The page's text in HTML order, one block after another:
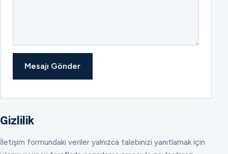
Mesajı Gönder
Gizlilik
İletişim formundaki veriler yalnızca talebinizi yanıtlamak için